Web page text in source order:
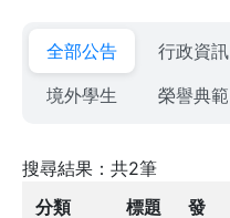
全部公告 行政資訊
境外學生
榮譽典範
搜尋結果：共2筆
分類 標題
發